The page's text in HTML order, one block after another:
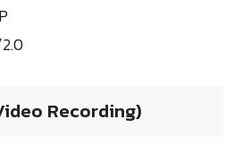
Recording)